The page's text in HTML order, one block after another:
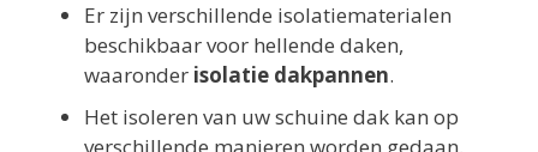
Er zijn verschillende isolatiematerialen
beschikbaar voor hellende daken,
waaronder isolatie dakpannen.
Het isoleren van uw schuine dak kan op